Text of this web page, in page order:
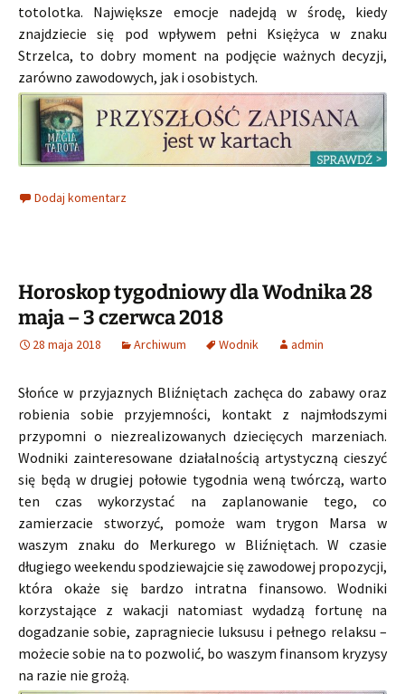
totolotka. Największe emocje nadejdą w środę, kiedy
znajdziecie się pod wpływem pełni Księżyca w znaku
Strzelca, to dobry moment na podjęcie ważnych decyzji,
zarówno zawodowych, jak i osobistych.
Dodaj komentarz
Horoskop tygodniowy dla Wodnika 28
maja – 3 czerwca 2018
28 maja 2018 Archiwum Wodnik admin
Słońce w przyjaznych Bliźniętach zachęca do zabawy oraz
robienia sobie przyjemności, kontakt z najmłodszymi
przypomni o niezrealizowanych dziecięcych marzeniach.
Wodniki zainteresowane działalnością artystyczną cieszyć
się będą w drugiej połowie tygodnia weną twórczą, warto
ten czas wykorzystać na zaplanowanie tego, co
zamierzacie stworzyć, pomoże wam trygon Marsa w
waszym znaku do Merkurego w Bliźniętach. W czasie
długiego weekendu spodziewajcie się zawodowej propozycji,
która okaże się bardzo intratna finansowo. Wodniki
korzystające z wakacji natomiast wydadzą fortunę na
dogadzanie sobie, zapragniecie luksusu i pełnego relaksu –
możecie sobie na to pozwolić, bo waszym finansom kryzysy
na razie nie grożą.